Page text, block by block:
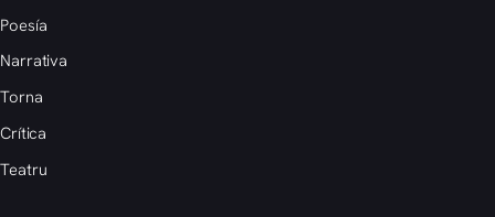
Poesía
Narrativa
Torna
Crítica
Teatru